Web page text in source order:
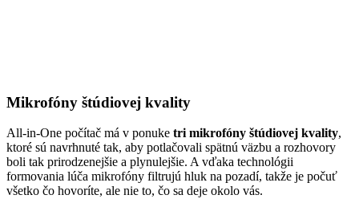
Mikrofóny štúdiovej kvality
All-in-One počítač má v ponuke tri mikrofóny štúdiovej kvality,
ktoré sú navrhnuté tak, aby potlačovali spätnú väzbu a rozhovory
boli tak prirodzenejšie a plynulejšie. A vďaka technológii
formovania lúča mikrofóny filtrujú hluk na pozadí, takže je počuť
všetko čo hovoríte, ale nie to, čo sa deje okolo vás.